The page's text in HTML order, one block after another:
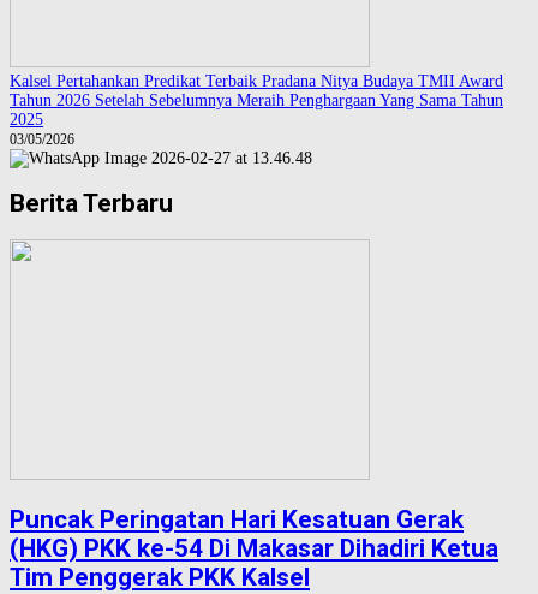
Kalsel Pertahankan Predikat Terbaik Pradana Nitya Budaya TMII Award
Tahun 2026 Setelah Sebelumnya Meraih Penghargaan Yang Sama Tahun
2025
03/05/2026
Berita Terbaru
Puncak Peringatan Hari Kesatuan Gerak
(HKG) PKK ke-54 Di Makasar Dihadiri Ketua
Tim Penggerak PKK Kalsel